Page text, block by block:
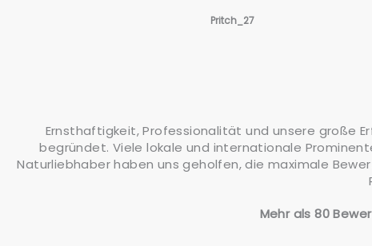
Pritch_27
Ernsthaftigkeit, Professionalität und unsere große
begründet. Viele lokale und internationale
Naturliebhaber haben uns geholfen, die maximale
Mehr als 80